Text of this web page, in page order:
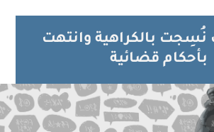
بالكراهية وانتهت
بأحكام قضائية